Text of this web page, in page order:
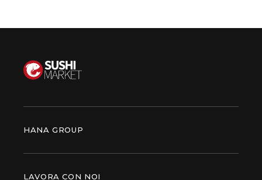
HANA GROUP
LAVORA CON NOI